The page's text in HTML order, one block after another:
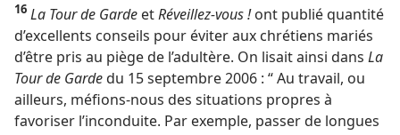
16 La Tour de Garde etRéveillez-vous !ont publié quantité
d’excellents conseils pour éviter aux chrétiens mariés
d’être pris au piège de l’adultère. On lisait ainsi dans La
Tour de Gardedu 15 septembre 2006 : “ Au travail, ou
ailleurs, méfions-​nous des situations propres à
favoriser l’inconduite. Par exemple, passer de longues